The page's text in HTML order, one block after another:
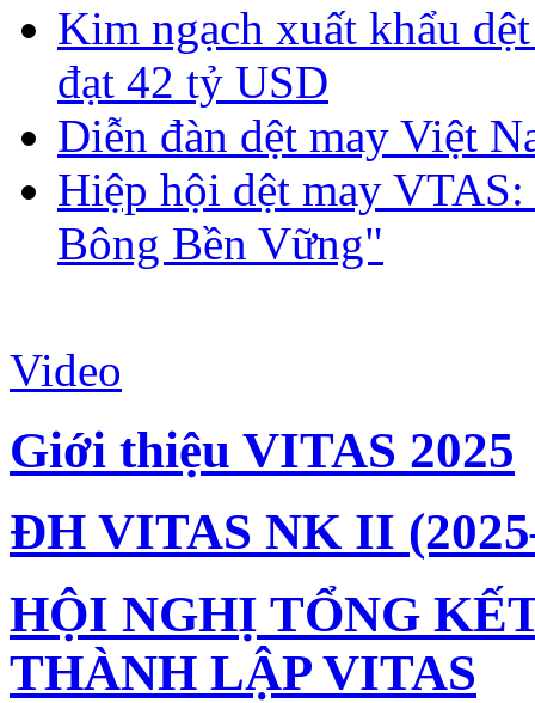
Kim ngạch xuất khẩu
đạt 42 tỷ USD
Diễn đàn dệt may Việt
Hiệp hội dệt may
Bông Bền Vững"
Video
Giới thiệu VITAS 2025
ĐH VITAS NK II
HỘI NGHỊ TỔNG
THÀNH LẬP VITAS